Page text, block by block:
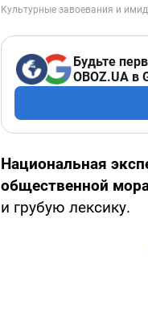
Будьте
OBOZ.UA в
Национальная
общественной
и грубую лексику.